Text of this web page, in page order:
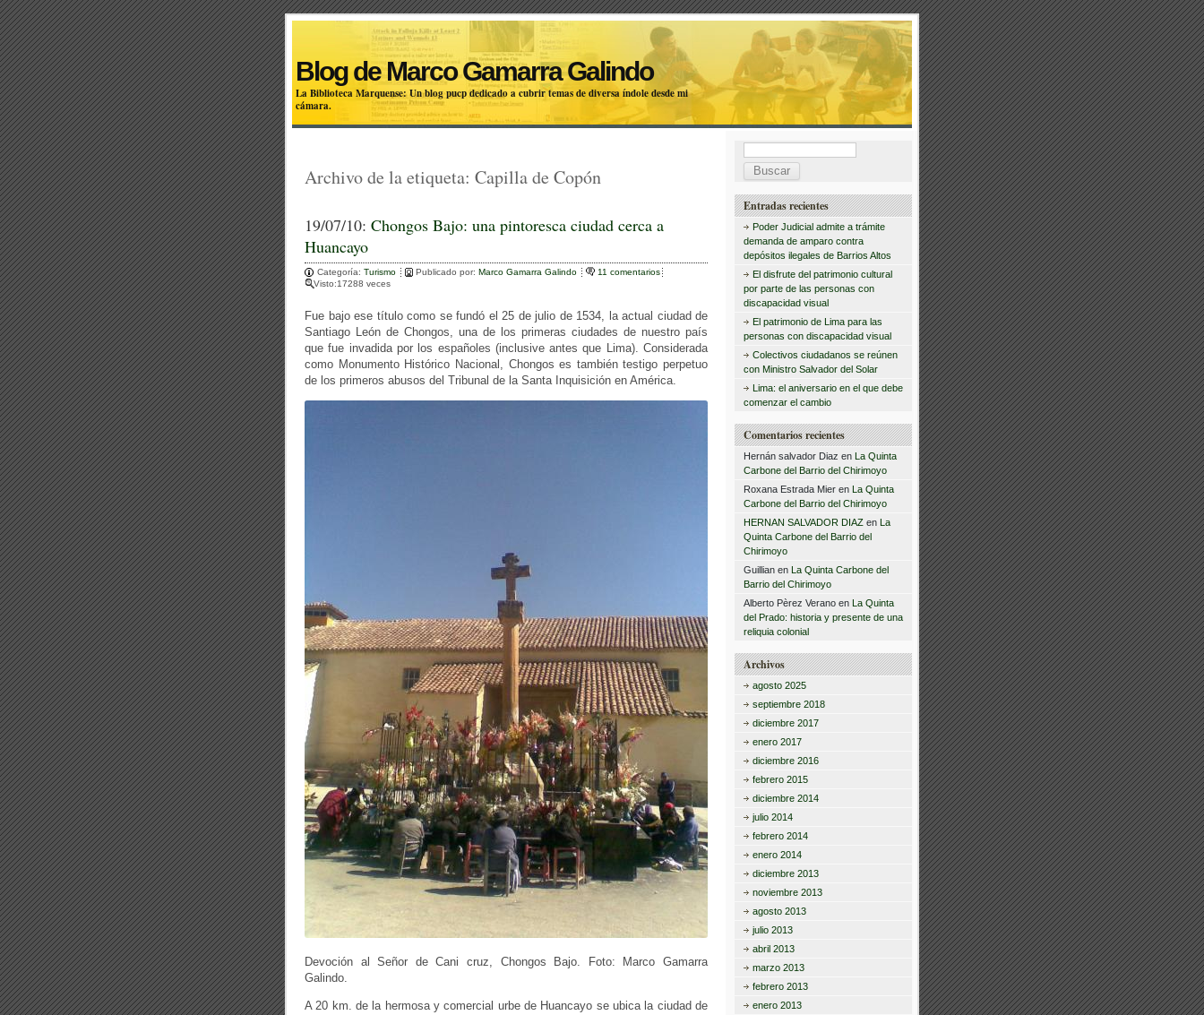
Blog de Marco Gamarra Galindo
La Biblioteca Marquense: Un blog pucp dedicado a cubrir temas de diversa índole desde mi
cámara.
Archivo de la etiqueta: Capilla de Copón
19/07/10: Chongos Bajo: una pintoresca ciudad cerca a
Huancayo
Categoría: Turismo Publicado por: Marco Gamarra Galindo
11 comentarios
Visto:17288 veces
Fue bajo ese título como se fundó el 25 de julio de 1534, la actual ciudad de
Santiago León de Chongos, una de los primeras ciudades de nuestro país
que fue invadida por los españoles (inclusive antes que Lima). Considerada
como Monumento Histórico Nacional, Chongos es también testigo perpetuo
de los primeros abusos del Tribunal de la Santa Inquisición en América.
Devoción al Señor de Cani cruz, Chongos Bajo. Foto: Marco Gamarra
Galindo.
A 20 km. de la hermosa y comercial urbe de Huancayo se ubica la ciudad de
B
u
s
c
a
r
:
Entradas recientes
Poder Judicial admite a trámite
demanda de amparo contra
depósitos ilegales de Barrios Altos
El disfrute del patrimonio cultural
por parte de las personas con
discapacidad visual
El patrimonio de Lima para las
personas con discapacidad visual
Colectivos ciudadanos se reúnen
con Ministro Salvador del Solar
Lima: el aniversario en el que debe
comenzar el cambio
Comentarios recientes
Hernán salvador Diaz en La Quinta
Carbone del Barrio del Chirimoyo
Roxana Estrada Mier en La Quinta
Carbone del Barrio del Chirimoyo
HERNAN SALVADOR DIAZ en La
Quinta Carbone del Barrio del
Chirimoyo
Guillian en La Quinta Carbone del
Barrio del Chirimoyo
Alberto Pèrez Verano en La Quinta
del Prado: historia y presente de una
reliquia colonial
Archivos
agosto 2025
septiembre 2018
diciembre 2017
enero 2017
diciembre 2016
febrero 2015
diciembre 2014
julio 2014
febrero 2014
enero 2014
diciembre 2013
noviembre 2013
agosto 2013
julio 2013
abril 2013
marzo 2013
febrero 2013
enero 2013